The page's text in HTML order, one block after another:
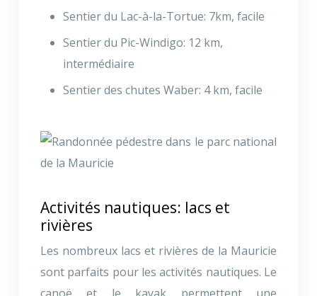
Sentier du Lac-à-la-Tortue: 7km, facile
Sentier du Pic-Windigo: 12 km,
intermédiaire
Sentier des chutes Waber: 4 km, facile
Activités nautiques: lacs et
rivières
Les nombreux lacs et rivières de la Mauricie
sont parfaits pour les activités nautiques. Le